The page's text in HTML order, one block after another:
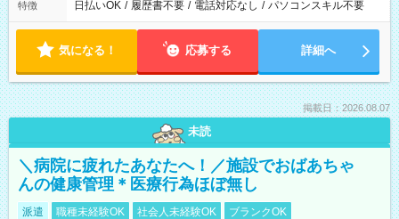
特徴 日払いOK / 履歴書不要 / 電話対応なし / パソコンスキル不要
気になる！ 応募する 詳細へ
掲載日：2026.08.07
未読
＼病院に疲れたあなたへ！／施設でおばあちゃ
んの健康管理＊医療行為ほぼ無し
派遣 職種未経験OK 社会人未経験OK
ブランクOK